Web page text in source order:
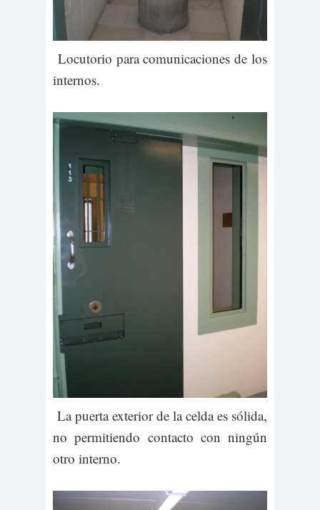
Locutorio para comunicaciones de los
internos.
La puerta exterior de la celda es sólida,
no permitiendo contacto con ningún
otro interno.